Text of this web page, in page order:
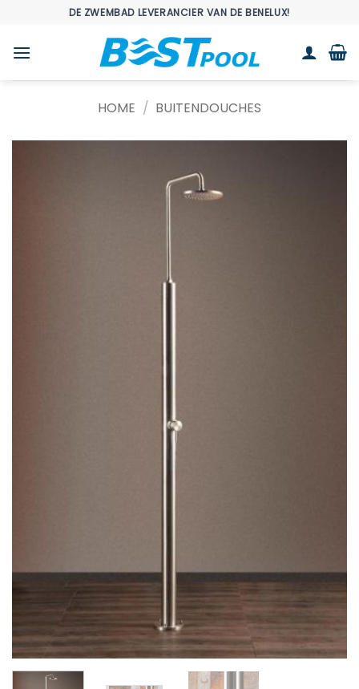
inhoud
DE ZWEMBAD LEVERANCIER VAN DE BENELUX!
HOME / BUITENDOUCHES